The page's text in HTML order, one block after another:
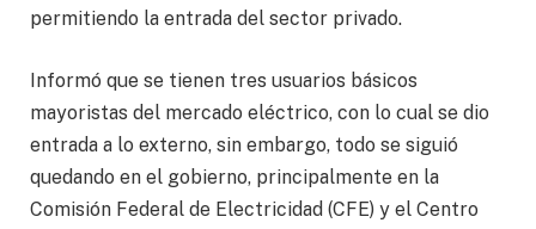
permitiendo la entrada del sector privado.
Informó que se tienen tres usuarios básicos
mayoristas del mercado eléctrico, con lo cual se dio
entrada a lo externo, sin embargo, todo se siguió
quedando en el gobierno, principalmente en la
Comisión Federal de Electricidad (CFE) y el Centro